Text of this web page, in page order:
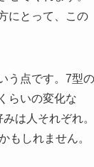
にとって、この
う点です。7型の
らいの変化な
は人それぞれ。
もしれません。